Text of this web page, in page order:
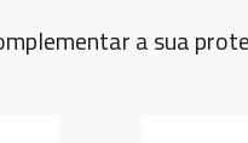
a sua